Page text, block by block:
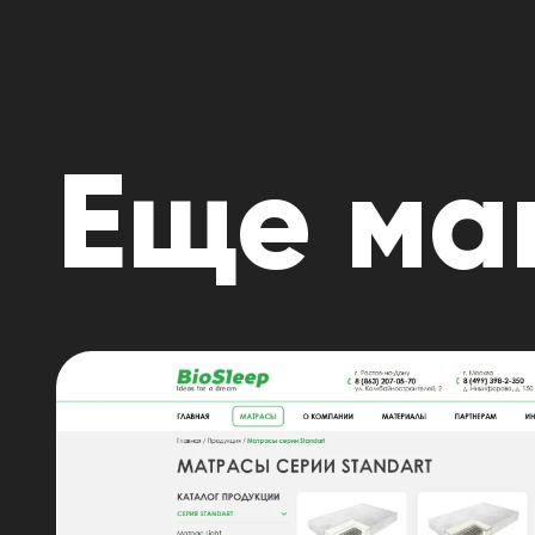
Еще